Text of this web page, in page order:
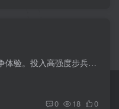
游戏介绍 子弹上膛，尽享终极全面战争体验。投入高强度步兵作战。在近距离空战中划破天空。摧毁周围环境，赢得战略优势。在坦克、战斗机和大量武器横行的战场上，最致命的武器就是你的小队。这...
0 18 0